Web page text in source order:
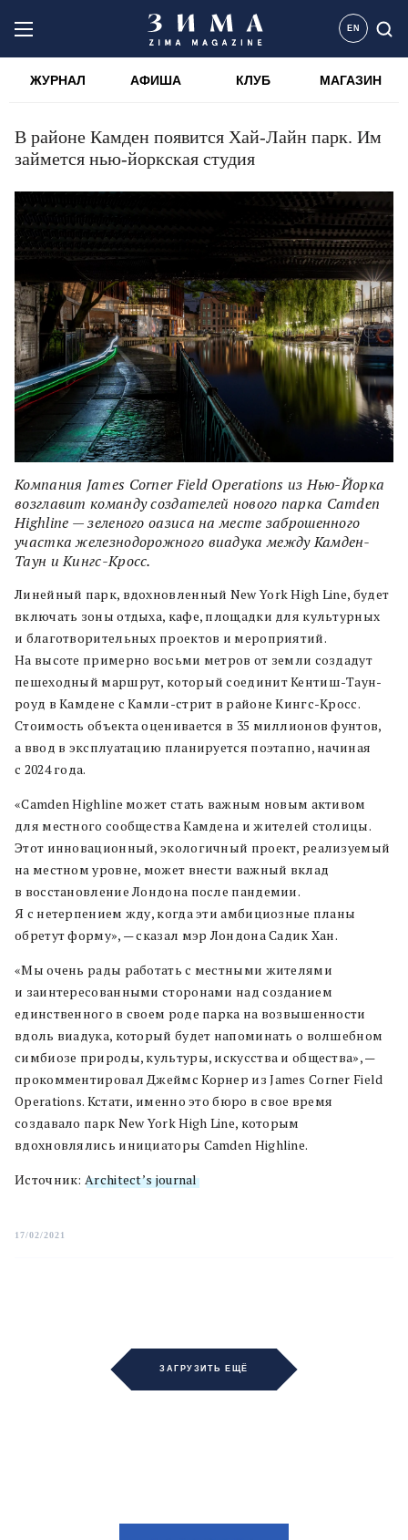
EN
ЖУРНАЛ АФИША КЛУБ МАГАЗИН
В районе Камден появится Хай-Лайн парк. Им
займется нью-йоркская студия
Компания James Corner Field Operations из Нью-Йорка
возглавит команду создателей нового парка Camden
Highline — зеленого оазиса на месте заброшенного
участка железнодорожного виадука между Камден-
Таун и Кингс-Кросс.
Линейный парк, вдохновленный New York High Line, будет
включать зоны отдыха, кафе, площадки для культурных
и благотворительных проектов и мероприятий.
На высоте примерно восьми метров от земли создадут
пешеходный маршрут, который соединит Кентиш-Таун-
роуд в Камдене с Камли-стрит в районе Кингс-Кросс.
Стоимость объекта оценивается в 35 миллионов фунтов,
а ввод в эксплуатацию планируется поэтапно, начиная
с 2024 года.
«Camden Highline может стать важным новым активом
для местного сообщества Камдена и жителей столицы.
Этот инновационный, экологичный проект, реализуемый
на местном уровне, может внести важный вклад
в восстановление Лондона после пандемии.
Я с нетерпением жду, когда эти амбициозные планы
обретут форму», — сказал мэр Лондона Садик Хан.
«Мы очень рады работать с местными жителями
и заинтересованными сторонами над созданием
единственного в своем роде парка на возвышенности
вдоль виадука, который будет напоминать о волшебном
симбиозе природы, культуры, искусства и общества», —
прокомментировал Джеймс Корнер из James Corner Field
Operations. Кстати, именно это бюро в свое время
создавало парк New York High Line, которым
вдохновлялись инициаторы Camden Highline.
Источник: Architect’s journal
17/02/2021
ЗАГРУЗИТЬ ЕЩЁ